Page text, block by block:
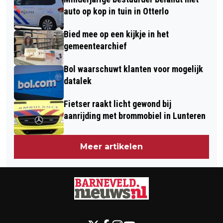
AAN VERGISTER IN PUTTEN
auto op kop in tuin in Otterlo
Bied mee op een kijkje in het
gemeentearchief
Bol waarschuwt klanten voor mogelijk
datalek
Fietser raakt licht gewond bij
aanrijding met brommobiel in Lunteren
Meer artikelen